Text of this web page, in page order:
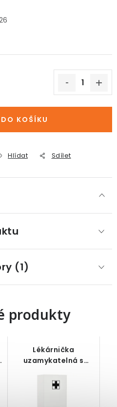
KOŠÍKU
Hlídat Sdílet
(1)
produkty
Lékárnička
uzamykatelná s
policemi, bílá, 30 x